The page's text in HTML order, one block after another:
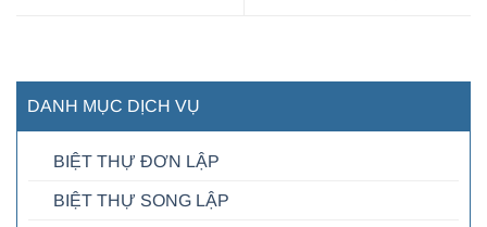
DANH MỤC DỊCH VỤ
BIỆT THỰ ĐƠN LẬP
BIỆT THỰ SONG LẬP